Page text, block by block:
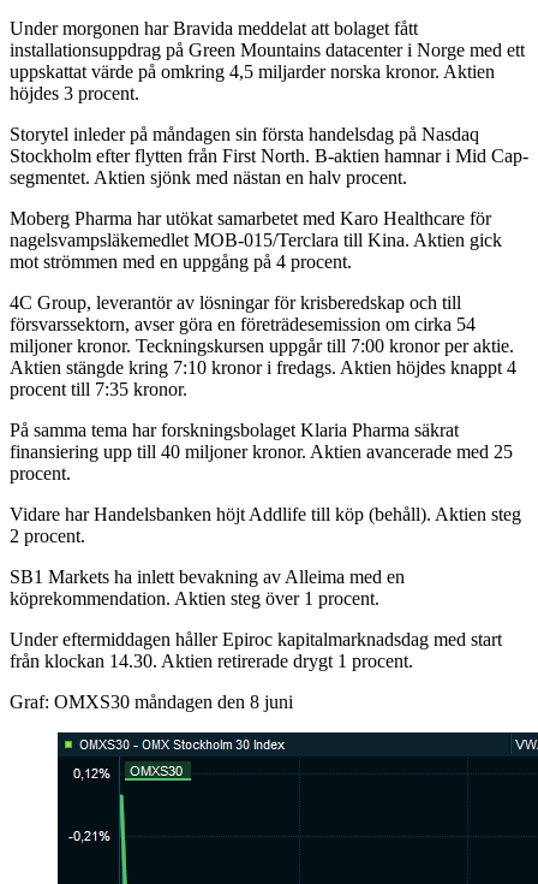
Under morgonen har Bravida meddelat att bolaget fått
installationsuppdrag på Green Mountains datacenter i Norge med ett
uppskattat värde på omkring 4,5 miljarder norska kronor. Aktien
höjdes 3 procent.
Storytel inleder på måndagen sin första handelsdag på Nasdaq
Stockholm efter flytten från First North. B-aktien hamnar i Mid Cap-
segmentet. Aktien sjönk med nästan en halv procent.
Moberg Pharma har utökat samarbetet med Karo Healthcare för
nagelsvampsläkemedlet MOB-015/Terclara till Kina. Aktien gick
mot strömmen med en uppgång på 4 procent.
4C Group, leverantör av lösningar för krisberedskap och till
försvarssektorn, avser göra en företrädesemission om cirka 54
miljoner kronor. Teckningskursen uppgår till 7:00 kronor per aktie.
Aktien stängde kring 7:10 kronor i fredags. Aktien höjdes knappt 4
procent till 7:35 kronor.
På samma tema har forskningsbolaget Klaria Pharma säkrat
finansiering upp till 40 miljoner kronor. Aktien avancerade med 25
procent.
Vidare har Handelsbanken höjt Addlife till köp (behåll). Aktien steg
2 procent.
SB1 Markets ha inlett bevakning av Alleima med en
köprekommendation. Aktien steg över 1 procent.
Under eftermiddagen håller Epiroc kapitalmarknadsdag med start
från klockan 14.30. Aktien retirerade drygt 1 procent.
Graf: OMXS30 måndagen den 8 juni